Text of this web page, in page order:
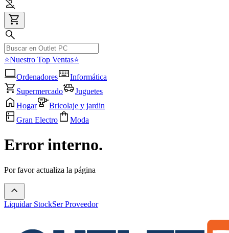
⭐Nuestro Top Ventas⭐
Ordenadores
Informática
Supermercado
Juguetes
Hogar
Bricolaje y jardin
Gran Electro
Moda
Error interno.
Por favor actualiza la página
Liquidar StockSer Proveedor